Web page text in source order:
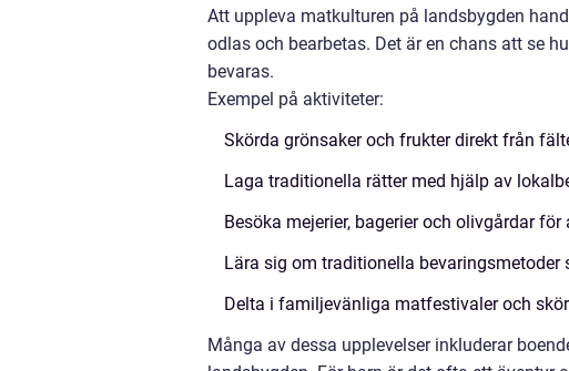
Att uppleva matkulturen på landsbygden
odlas och bearbetas. Det är en chans att se
bevaras.
Exempel på aktiviteter:
Skörda grönsaker och frukter direkt från
Laga traditionella rätter med hjälp av
Besöka mejerier, bagerier och olivgårdar
Lära sig om traditionella bevaringsmetoder
Delta i familjevänliga matfestivaler och
Många av dessa upplevelser inkluderar